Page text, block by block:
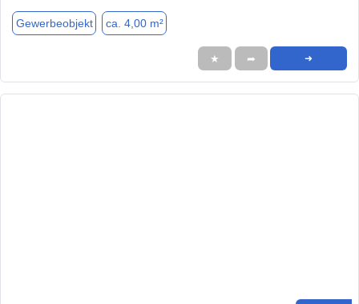
Gewerbeobjekt ca. 4,00 m²
★ ➦ ➜